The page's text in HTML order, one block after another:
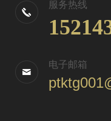
服务热线
电子邮箱